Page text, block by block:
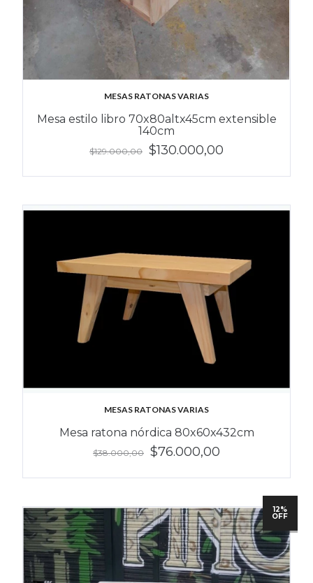
MESAS RATONAS VARIAS
Mesa estilo libro 70x80altx45cm extensible
140cm
$129.000,00 $130.000,00
MESAS RATONAS VARIAS
Mesa ratona nórdica 80x60x432cm
$38.000,00 $76.000,00
12%
OFF